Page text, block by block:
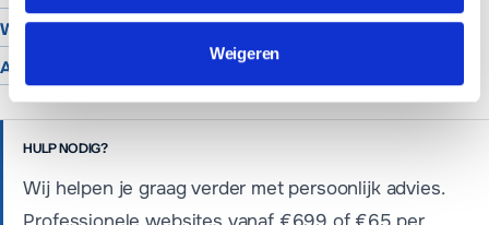
Weigeren
Website voor hoveniers
Alle branches
HULP NODIG?
Wij helpen je graag verder met persoonlijk advies.